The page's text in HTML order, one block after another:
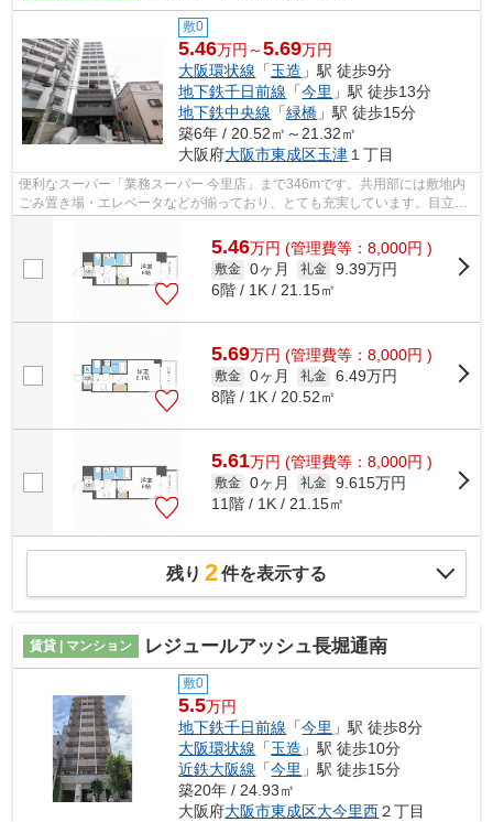
敷0
5.46万円～5.69万円
大阪環状線 「玉造 」駅 徒歩9分
地下鉄千日前線 「今里 」駅 徒歩13分
地下鉄中央線 「緑橋 」駅 徒歩15分
築6年 / 20.52㎡～21.32㎡
大阪府大阪市東成区玉津 １丁目
便利なスーパー「業務スーパー 今里店」まで346mです。共用部には敷地内
ごみ置き場・エレベータなどが揃っており、とても充実しています。目立つ
外観と洗練された設計の内装を持つデザ...
5.46万円 (管理費等：8,000円 )
敷金 0ヶ月 礼金 9.39万円
6階 / 1K / 21.15㎡
5.69万円 (管理費等：8,000円 )
敷金 0ヶ月 礼金 6.49万円
8階 / 1K / 20.52㎡
5.61万円 (管理費等：8,000円 )
敷金 0ヶ月 礼金 9.615万円
11階 / 1K / 21.15㎡
残り 2件を表示する
賃貸 | マンション レジュールアッシュ長堀通南
敷0
5.5万円
地下鉄千日前線 「今里 」駅 徒歩8分
大阪環状線 「玉造 」駅 徒歩10分
近鉄大阪線 「今里 」駅 徒歩15分
築20年 / 24.93㎡
大阪府大阪市東成区大今里西２丁目